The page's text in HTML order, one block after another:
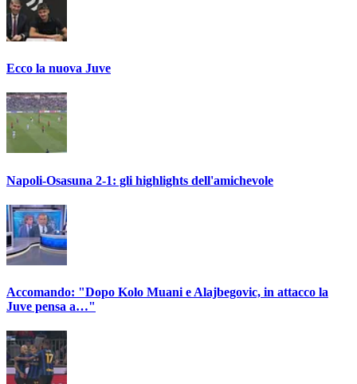
Ecco la nuova Juve
Napoli-Osasuna 2-1: gli highlights dell'amichevole
Accomando: "Dopo Kolo Muani e Alajbegovic, in attacco la
Juve pensa a…"